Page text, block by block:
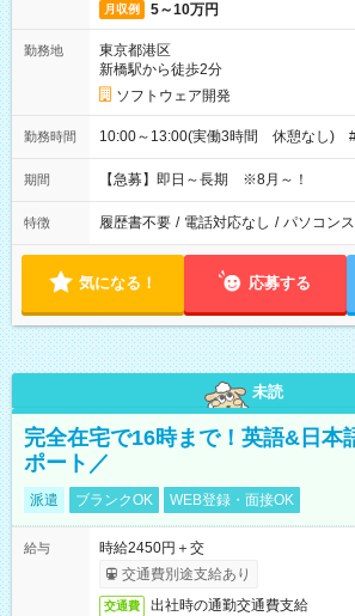
月収例 5～10万円
勤務地
東京都港区
新橋駅から徒歩2分
ソフトウェア開発
勤務時間 10:00～13:00(実働3時間 休憩なし)
期間 【急募】即日～長期 ※8月～！
特徴 履歴書不要 / 電話対応なし / パソコン
気になる！ 応募する
未読
完全在宅で16時まで！英語&日本
ポート／
派遣 ブランクOK WEB登録・面接OK
給与
時給2450円＋交
交通費別途支給あり
交通費 出社時の通勤交通費支給